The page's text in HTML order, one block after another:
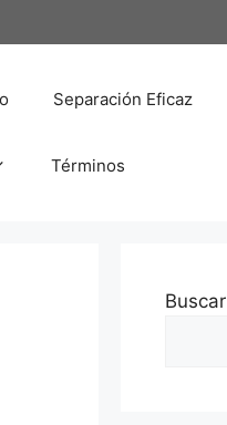
Separación Eficaz
Términos
Buscar